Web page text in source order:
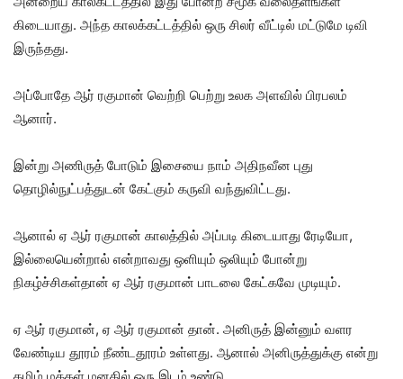
கிடையாது. அந்த காலக்கட்டத்தில் ஒரு சிலர் வீட்டில் மட்டுமே டிவி
இருந்தது.
அப்போதே ஆர் ரகுமான் வெற்றி பெற்று உலக அளவில் பிரபலம்
ஆனார்.
இன்று அணிருத் போடும் இசையை நாம் அதிநவீன புது
தொழில்நுட்பத்துடன் கேட்கும் கருவி வந்துவிட்டது.
ஆனால் ஏ ஆர் ரகுமான் காலத்தில் அப்படி கிடையாது ரேடியோ,
இல்லையென்றால் என்றாவது ஒளியும் ஒலியும் போன்று
நிகழ்ச்சிகள்தான் ஏ ஆர் ரகுமான் பாடலை கேட்கவே முடியும்.
ஏ ஆர் ரகுமான், ஏ ஆர் ரகுமான் தான். அனிருத் இன்னும் வளர
வேண்டிய தூரம் நீண்டதூரம் உள்ளது. ஆனால் அனிருத்துக்கு என்று